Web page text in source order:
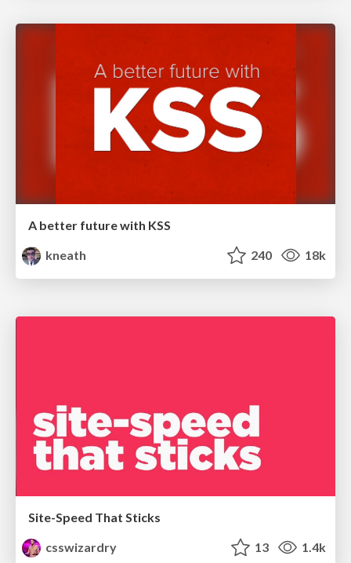
A better future with KSS
kneath
240 18k
Site-Speed That Sticks
csswizardry
13 1.4k